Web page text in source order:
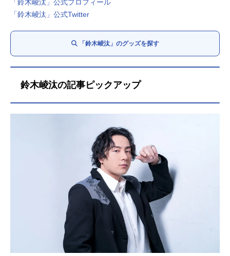
「鈴木崚汰」公式プロフィール
「鈴木崚汰」公式Twitter
「鈴木崚汰」のグッズを探す
鈴木崚汰の記事ピックアップ